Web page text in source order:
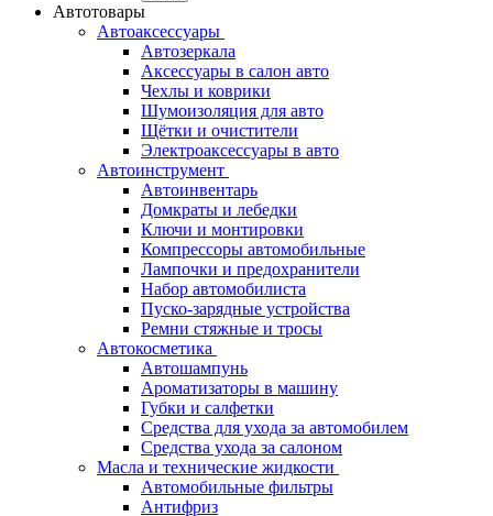
Автотовары
Автоаксессуары
Автозеркала
Аксессуары в салон авто
Чехлы и коврики
Шумоизоляция для авто
Щётки и очистители
Электроаксессуары в авто
Автоинструмент
Автоинвентарь
Домкраты и лебедки
Ключи и монтировки
Компрессоры автомобильные
Лампочки и предохранители
Набор автомобилиста
Пуско-зарядные устройства
Ремни стяжные и тросы
Автокосметика
Автошампунь
Ароматизаторы в машину
Губки и салфетки
Средства для ухода за автомобилем
Средства ухода за салоном
Масла и технические жидкости
Автомобильные фильтры
Антифриз